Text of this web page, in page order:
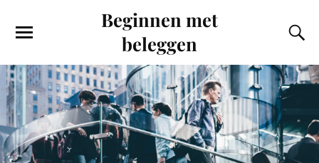
Beginnen met
beleggen